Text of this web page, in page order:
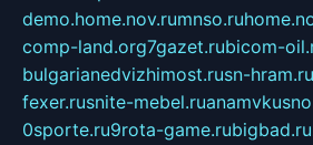
demo.home.nov.rumnso.ru
comp-land.org7gazet.rubicom-
bulgarianedvizhimost.rusn-hram.ru
fexer.rusnite-mebel.ru
0sporte.ru9rota-game.rubigbad.ru